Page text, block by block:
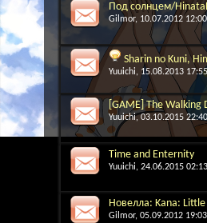
Под солнцем/
Gilmor, 10.07.2012 12:00
Sharin no Kuni,
Yuuichi, 15.08.2013 17:55
[GAME] The Walking
Yuuichi, 03.10.2015 22:40
Time and Enternity
Yuuichi, 24.06.2015 02:13
Новелла: Kana:
Gilmor, 05.09.2012 19:03